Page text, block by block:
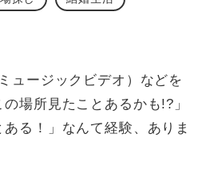
ュージックビデオ）などを
場所見たことあるかも!?」
ある！」なんて経験、ありま